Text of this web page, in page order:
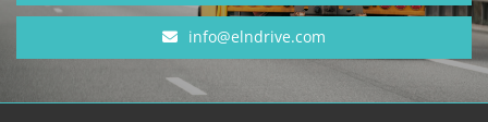
info@elndrive.com